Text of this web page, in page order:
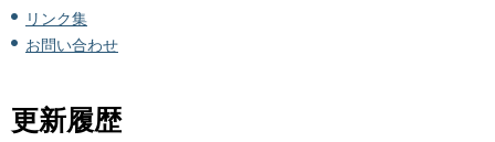
リンク集
お問い合わせ
更新履歴